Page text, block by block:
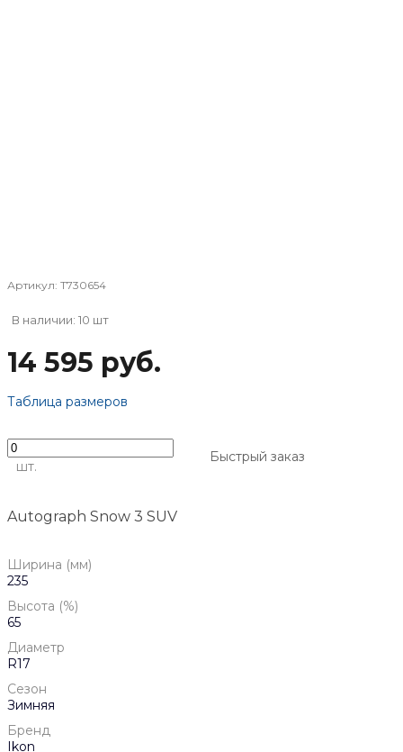
Артикул: T730654
В наличии: 10 шт
14 595 руб.
Таблица размеров
шт.
Быстрый заказ
Autograph Snow 3 SUV
Ширина (мм)
235
Высота (%)
65
Диаметр
R17
Сезон
Зимняя
Бренд
Ikon